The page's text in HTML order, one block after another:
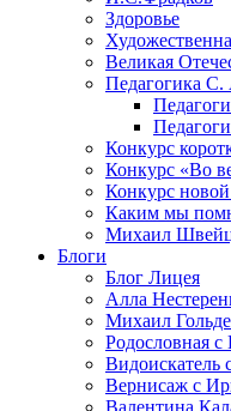
Здоровье
Великая
Педагогика С.
Конкурс
Конкурс «Во
Конкурс
Каким мы
Михаил
Блоги
Блог Лицея
Алла
Михаил
Родословная
Вернисаж с